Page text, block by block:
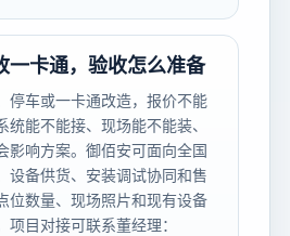
一卡通，验收怎么准备
停车或一卡通改造，报价不能
统能不能接、现场能不能装、
影响方案。御佰安可面向全国
设备供货、安装调试协同和售
位数量、现场照片和现有设备
目对接可联系董经理：